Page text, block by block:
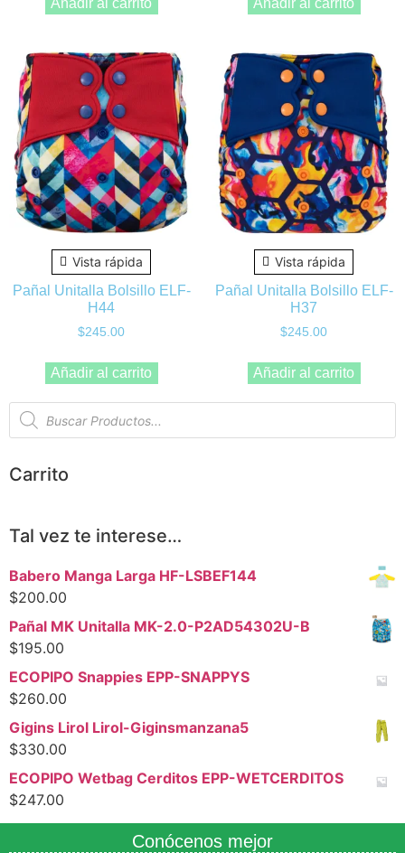
Añadir al carrito Añadir al carrito
Vista rápida
Pañal Unitalla Bolsillo ELF-
H44
$245.00
Añadir al carrito
Vista rápida
Pañal Unitalla Bolsillo ELF-
H37
$245.00
Añadir al carrito
Carrito
Tal vez te interese…
Babero Manga Larga HF-LSBEF144
$200.00
Pañal MK Unitalla MK-2.0-P2AD54302U-B
$195.00
ECOPIPO Snappies EPP-SNAPPYS
$260.00
Gigins Lirol Lirol-Giginsmanzana5
$330.00
ECOPIPO Wetbag Cerditos EPP-WETCERDITOS
$247.00
Conócenos mejor